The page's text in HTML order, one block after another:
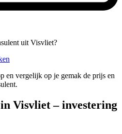
uit Visvliet?
en vergelijk op je gemak de prijs en
Visvliet – investering